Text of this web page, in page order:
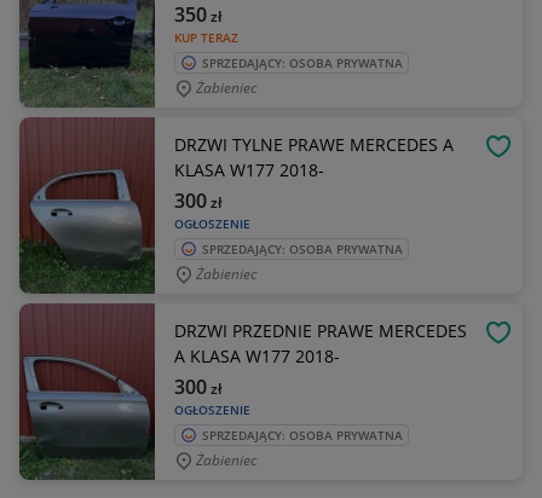
KUP TERAZ
350zł
SPRZEDAJĄCY: OSOBA PRYWATNA
Żabieniec
DRZWI TYLNE PRAWE MERCEDES A
KLASA W177 2018-
OGŁOSZENIE
300zł
SPRZEDAJĄCY: OSOBA PRYWATNA
Żabieniec
DRZWI PRZEDNIE PRAWE MERCEDES
A KLASA W177 2018-
OGŁOSZENIE
300zł
SPRZEDAJĄCY: OSOBA PRYWATNA
Żabieniec